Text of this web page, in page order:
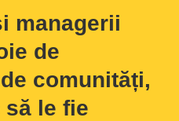
managerii
de
comunități,
să le fie